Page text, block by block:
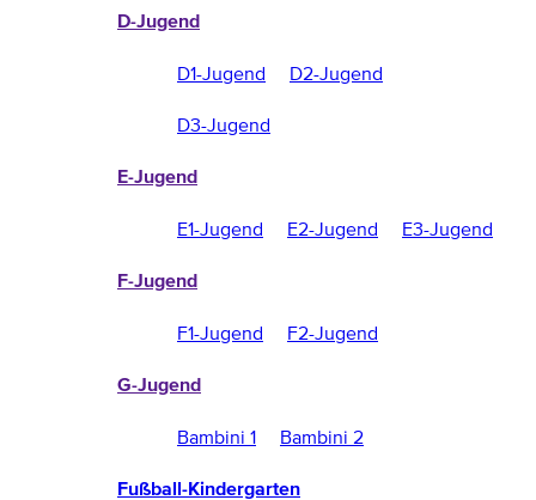
D-Jugend
D1-Jugend
D2-Jugend
D3-Jugend
E-Jugend
E1-Jugend E2-Jugend E3-Jugend
F-Jugend
F1-Jugend F2-Jugend
G-Jugend
Bambini 1 Bambini 2
Fußball-Kindergarten